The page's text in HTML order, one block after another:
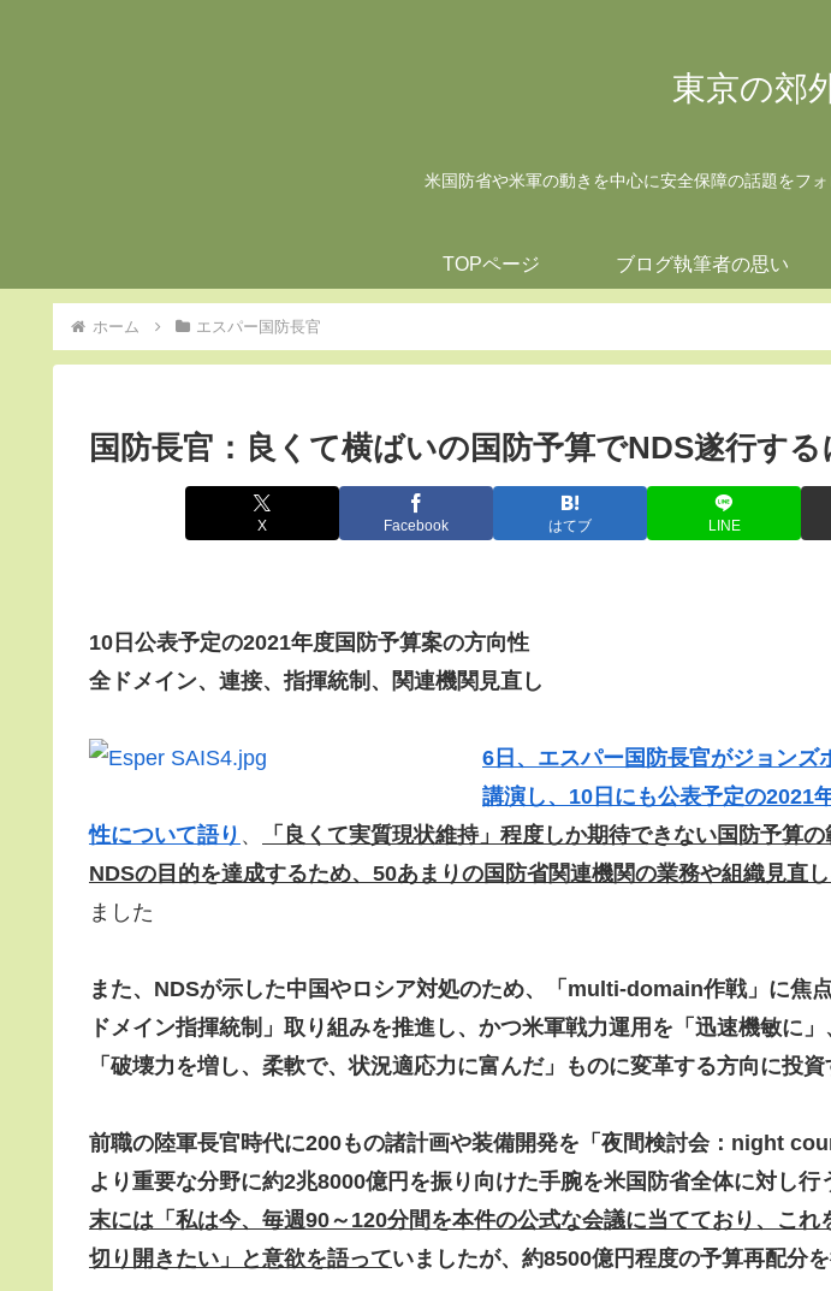
東京の郊
米国防省や米軍の動きを中心に安全保障の話題をフ
TOPページ ブログ執筆者の思い
ホーム エスパー国防長官
国防長官：良くて横ばいの国防予算でNDS遂行する
X Facebook はてブ LINE
10日公表予定の2021年度国防予算案の方向性
全ドメイン、連接、指揮統制、関連機関見直し
6日、エスパー国防長官がジョンズ
講演し、10日にも公表予定の2021
性について語り 、
「良くて実質現状維持」程度しか期待できない国防予算
NDSの目的を達成するため、50あまりの国防省関連機関の業務や組織見直
ました
また、NDSが示した中国やロシア対処のため、「multi-domain作戦」に焦
ドメイン指揮統制」取り組みを推進し、かつ米軍戦力運用を「迅速機敏に」
「破壊力を増し、柔軟で、状況適応力に富んだ」ものに変革する方向に投資
前職の陸軍長官時代に200もの諸計画や装備開発を「夜間検討会：night
より重要な分野に約2兆8000億円を振り向けた手腕を米国防省全体に対し行
末には「私は今、毎週90～120分間を本件の公式な会議に当てており、これ
切り開きたい」と意欲を語っていましたが、約8500億円程度の予算再配分を